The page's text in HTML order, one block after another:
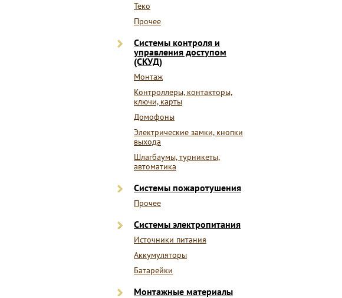
Теко
Прочее
Системы контроля и
управления доступом
(СКУД)
Монтаж
Контроллеры, контакторы,
ключи, карты
Домофоны
Электрические замки, кнопки
выхода
Шлагбаумы, турникеты,
автоматика
Системы пожаротушения
Прочее
Системы электропитания
Источники питания
Аккумуляторы
Батарейки
Монтажные материалы